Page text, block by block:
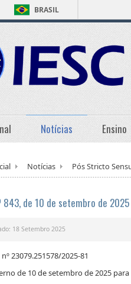
BRASIL
Notícias Ensino
Notícias Pós Stricto
843, de 10 de setembro de
18 Setembro 2025
23079.251578/2025-81
de 10 de setembro de 2025